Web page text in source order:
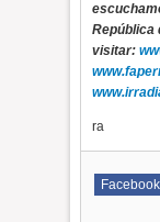
República
visitar:
ra
Facebook